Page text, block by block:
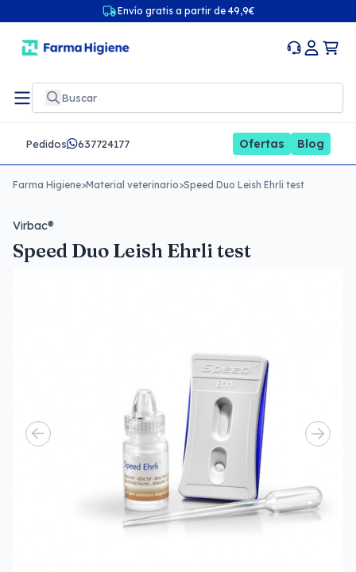
Envío gratis a partir de 49,9€
Pedidos 637724177 Ofertas Blog
Farma Higiene>Material veterinario>Speed Duo Leish Ehrli test
Virbac®
Speed Duo Leish Ehrli test